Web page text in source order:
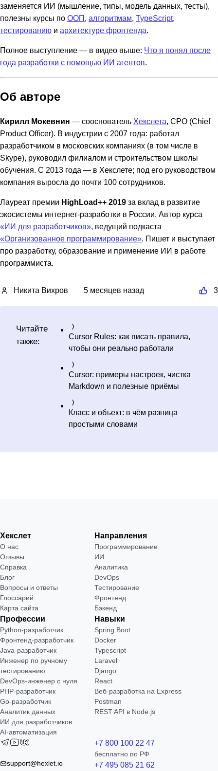
заменяется ИИ (мышление, типы, модель данных, тесты),
полезны курсы по ООП, алгоритмам, TypeScript,
тестированию и архитектуре фронтенда.
Полное выступление — в видео выше: Что я понял после
года разработки с помощью ИИ агентов.
Об авторе
Кирилл Мокевнин — сооснователь Хекслета, CPO (Chief
Product Officer). В индустрии с 2007 года: работал
разработчиком в московских компаниях (в том числе в
Skype), руководил филиалом и строительством школы
обучения. С 2013 года — в Хекслете; под его руководством
компания выросла до почти 100 сотрудников.
Лауреат премии HighLoad++ 2019 за вклад в развитие
экосистемы интернет-разработки в России. Автор курса
«ИИ для разработчиков», ведущий подкаста
«Организованное программирование». Пишет и выступает
про разработку, образование и применение ИИ в работе
программиста.
Никита Вихров 5 месяцев назад 3
Читайте
также:
Cursor Rules: как писать правила,
чтобы они реально работали
Cursor: примеры настроек, чистка
Markdown и полезные приёмы
Класс и объект: в чём разница
простыми словами
Хекслет
О нас
Отзывы
Справка
Блог
Вопросы и ответы
Глоссарий
Карта сайта
Направления
Программирование
ИИ
Аналитика
DevOps
Тестирование
Фронтенд
Бэкенд
Профессии
Python-разработчик
Фронтенд-разработчик
Java-разработчик
Инженер по ручному
тестированию
DevOps-инженер с нуля
РНР-разработчик
Go-разработчик
Аналитик данных
ИИ для разработчиков
AI-автоматизация
Навыки
Spring Boot
Docker
Typescript
Laravel
Django
React
Веб-разработка на Express
Postman
REST API в Node.js
support@hexlet.io
+7 800 100 22 47
бесплатно по РФ
+7 495 085 21 62